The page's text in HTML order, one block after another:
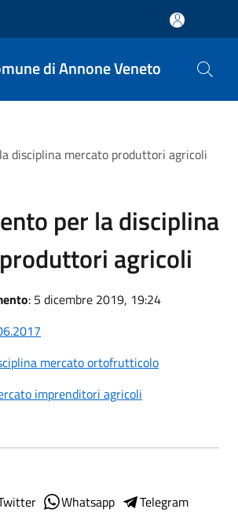
di Annone Veneto
disciplina mercato produttori agricoli
per la disciplina
agricoli
: 5 dicembre 2019, 19:24
mercato ortofrutticolo
imprenditori agricoli
Whatsapp
Telegram